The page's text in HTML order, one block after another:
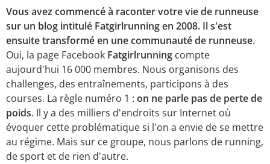
Vous avez commencé à raconter votre vie de runneuse
sur un blog intitulé Fatgirlrunning en 2008. Il s'est
ensuite transformé en une communauté de runneuse.
Oui, la page Facebook Fatgirlrunning compte
aujourd'hui 16 000 membres. Nous organisons des
challenges, des entraînements, participons à des
courses. La règle numéro 1 : on ne parle pas de perte de
poids. Il y a des milliers d'endroits sur Internet où
évoquer cette problématique si l'on a envie de se mettre
au régime. Mais sur ce groupe, nous parlons de running,
de sport et de rien d'autre.